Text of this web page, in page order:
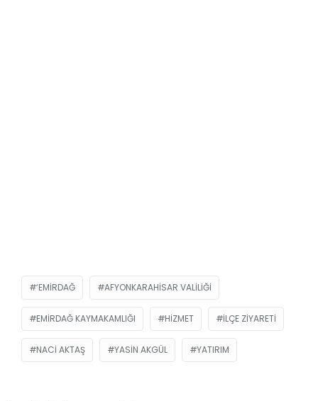
‘EMIRDAĞ AFYONKARAHISAR VALILIĞI
EMIRDAĞ KAYMAKAMLIĞI HIZMET ILÇE ZIYARETI
NACI AKTAŞ YASIN AKGÜL YATIRIM